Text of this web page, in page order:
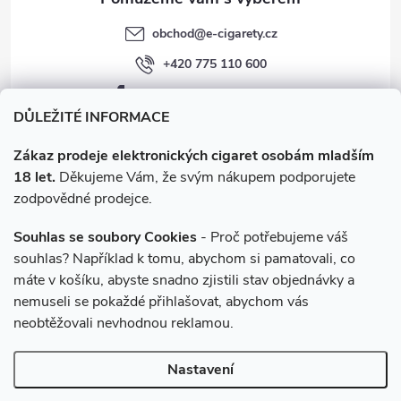
DŮLEŽITÉ INFORMACE
Zákaz prodeje elektronických cigaret osobám mladším
18 let. Děkujeme Vám, že svým nákupem podporujete
zodpovědné prodejce.
Souhlas se soubory Cookies - Proč potřebujeme váš
souhlas? Například k tomu, abychom si pamatovali, co
máte v košíku, abyste snadno zjistili stav objednávky a
nemuseli se pokaždé přihlašovat, abychom vás
neobtěžovali nevhodnou reklamou.
Nastavení
obchod@e-cigarety.cz
+420 775 110 600
facebook.com/e-cigarety.cz
Instagram
e-cigarety.cz. Všechna práva vyhrazena.
nastavení cookies